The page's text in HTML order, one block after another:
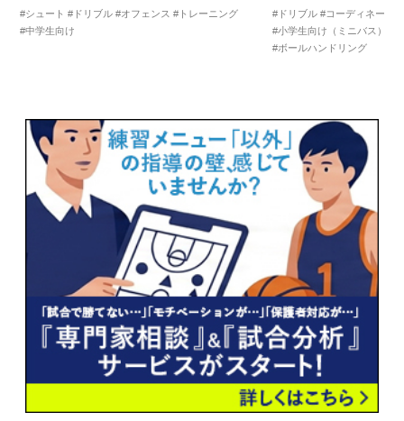
#シュート #ドリブル #オフェンス #トレーニング
#中学生向け
#ドリブル #コーディネーシ
#小学生向け（ミニバス）
#ボールハンドリング